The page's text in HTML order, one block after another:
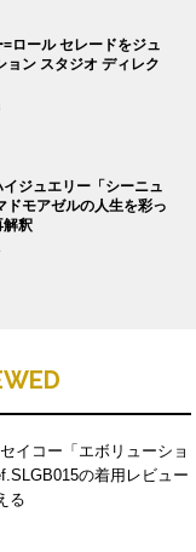
ロール セレードをジュ
ョン スタジオ ディレク
ジュエリー「シーニュ
ドモアゼルの人生を彩っ
解釈
イコー「エボリューショ
の着用レビュー
る